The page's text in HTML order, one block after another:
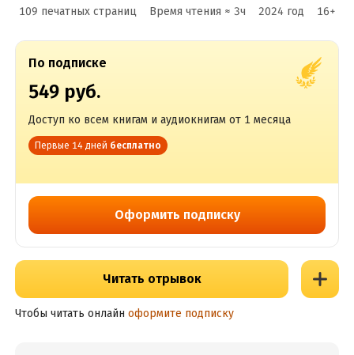
109 печатных страниц Время чтения ≈ 3ч 2024 год 16+
По подписке
549 руб.
Доступ ко всем книгам и аудиокнигам от 1 месяца
Первые 14 дней бесплатно
Оформить подписку
Читать отрывок
Чтобы читать онлайн оформите подписку